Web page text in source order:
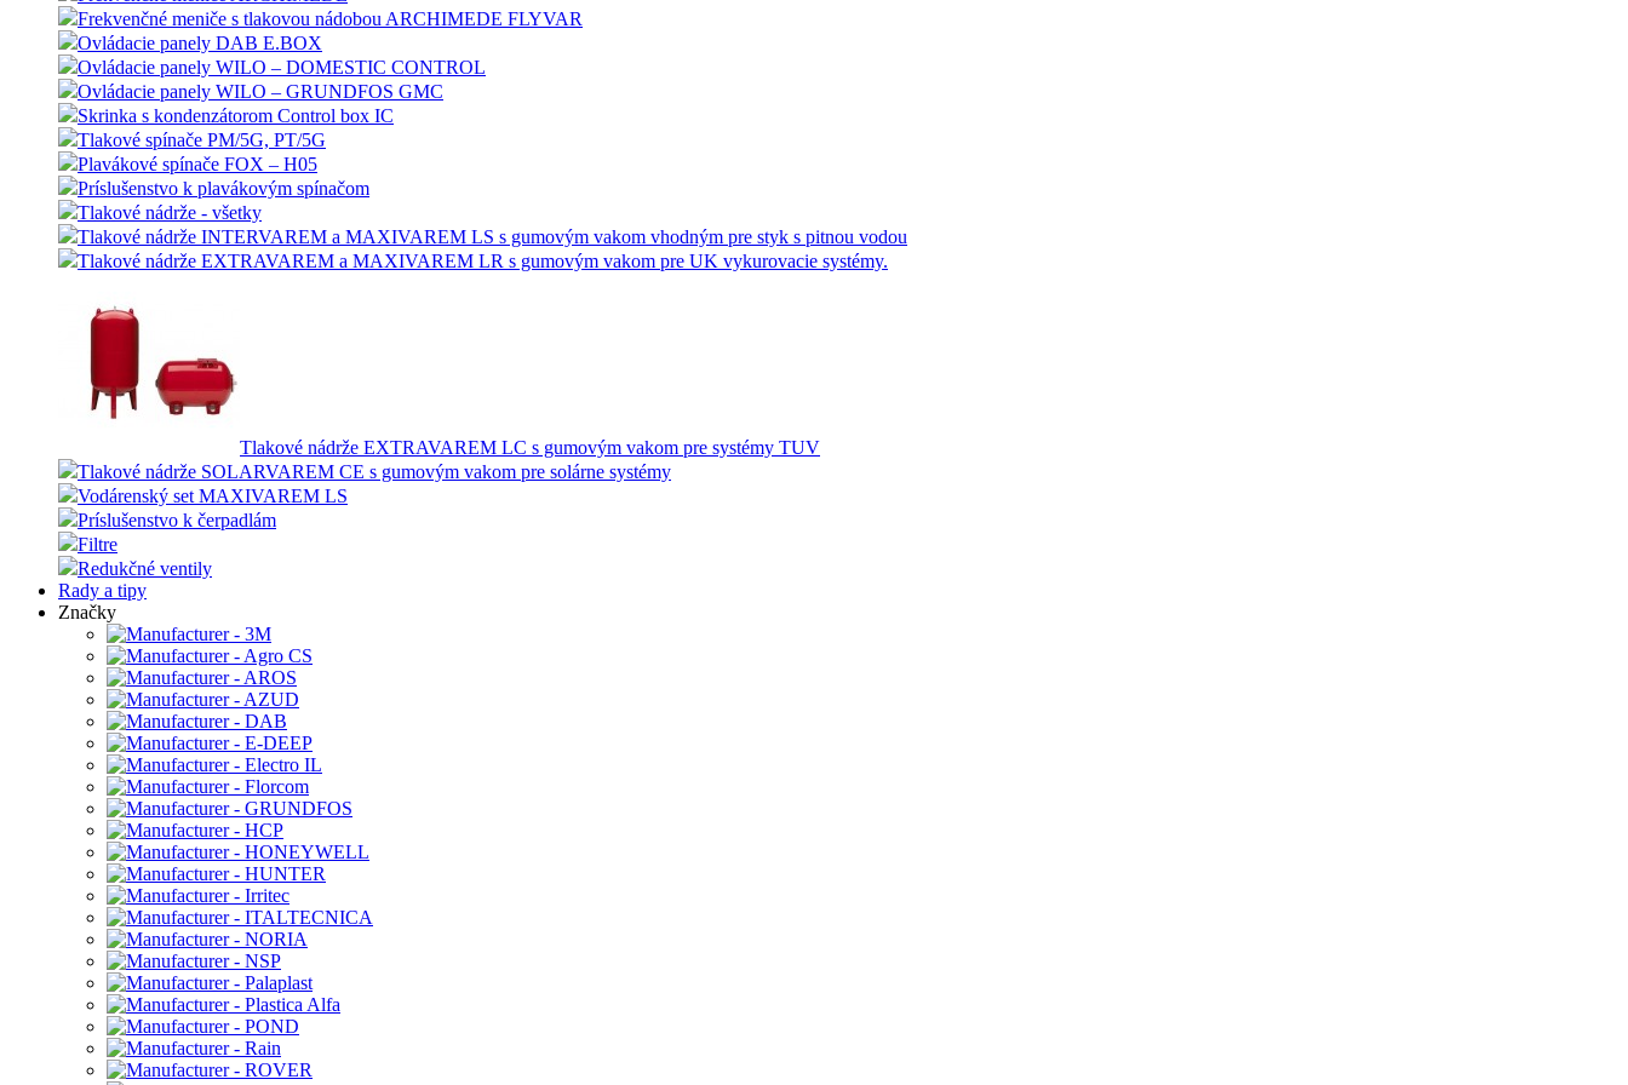
Frekvenčné meniče s tlakovou nádobou ARCHIMEDE FLYVAR
Ovládacie panely DAB E.BOX
Ovládacie panely WILO – DOMESTIC CONTROL
Ovládacie panely WILO – GRUNDFOS GMC
Skrinka s kondenzátorom Control box IC
Tlakové spínače PM/5G, PT/5G
Plavákové spínače FOX – H05
Príslušenstvo k plavákovým spínačom
Tlakové nádrže - všetky
Tlakové nádrže INTERVAREM a MAXIVAREM LS s gumovým vakom vhodným pre styk s pitnou vodou
Tlakové nádrže EXTRAVAREM a MAXIVAREM LR s gumovým vakom pre UK vykurovacie systémy.
Tlakové nádrže EXTRAVAREM LC s gumovým vakom pre systémy TUV
Tlakové nádrže SOLARVAREM CE s gumovým vakom pre solárne systémy
Vodárenský set MAXIVAREM LS
Príslušenstvo k čerpadlám
Filtre
Redukčné ventily
Rady a tipy
Značky